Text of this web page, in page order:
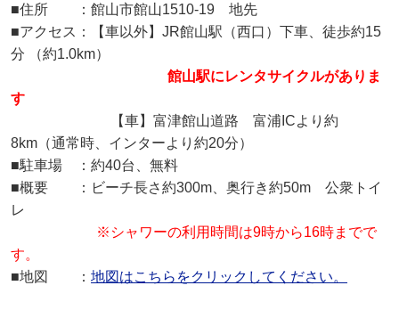
■住所 ：館山市館山1510-19 地先
■アクセス：【車以外】JR館山駅（西口）下車、徒歩約15
分 （約1.0km）
館山駅にレンタサイクルがありま
す
【車】富津館山道路 富浦ICより約
8km（通常時、インターより約20分）
■駐車場 ：約40台、無料
■概要 ：ビーチ長さ約300m、奥行き約50m 公衆トイ
レ
※ シャワーの利用時間は9時から16時までで
す。
■地図 ： 地図はこちらをクリックしてください。